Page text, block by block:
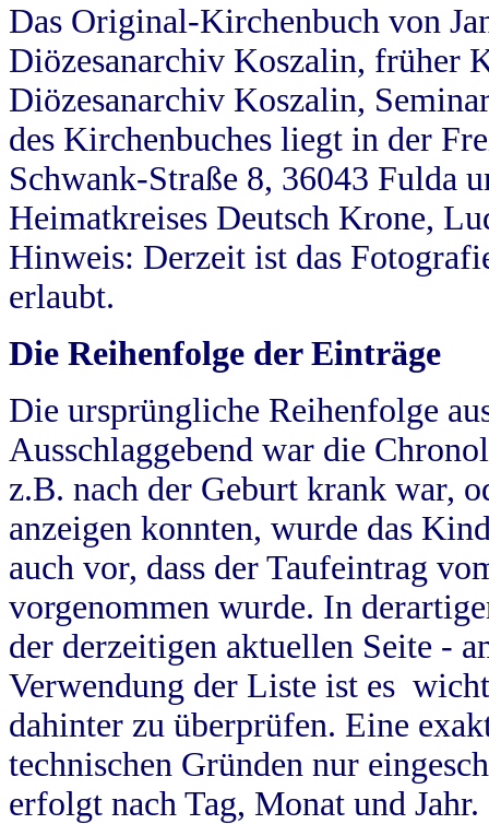
Das Original-Kirchenbuch von
Diözesanarchiv Koszalin, früher
Diözesanarchiv Koszalin,
des Kirchenbuches liegt in der
Schwank-Straße 8, 36043 Fulda
Heimatkreises Deutsch Krone,
Hinweis: Derzeit ist das
erlaubt.
Die Reihenfolge der Einträge
Die ursprüngliche Reihenfolge
Ausschlaggebend war die
z.B. nach der Geburt krank war,
anzeigen konnten, wurde das
auch vor, dass der Taufeintrag
vorgenommen wurde. In
der derzeitigen aktuellen Seite -
Verwendung der Liste ist es
dahinter zu überprüfen. Eine
technischen Gründen nur
erfolgt nach Tag, Monat und Jahr.